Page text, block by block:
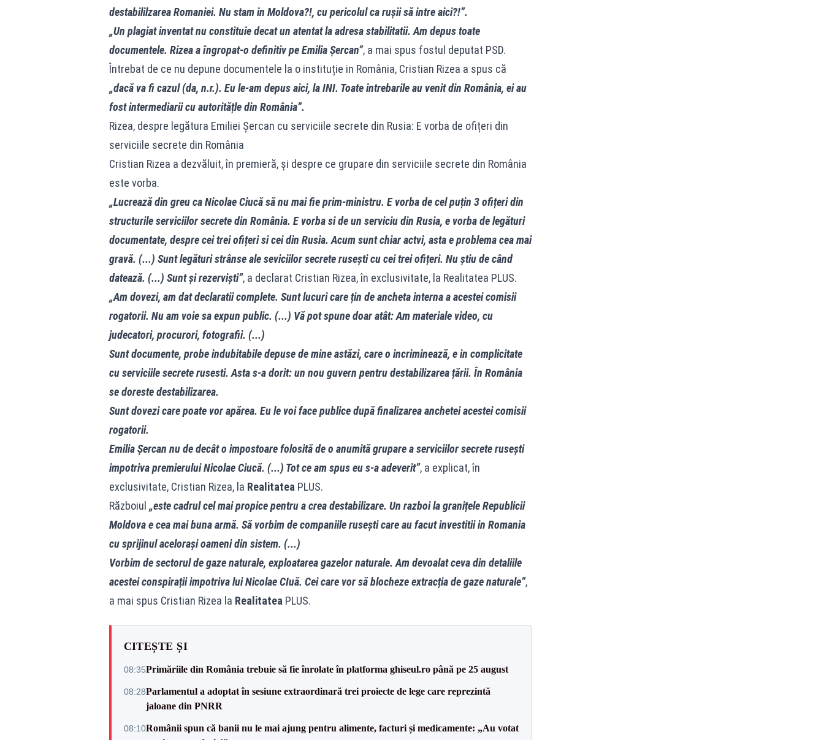
destabililzarea Romaniei. Nu stam in Moldova?!, cu pericolul ca rușii să intre aici?!”.
„Un plagiat inventat nu constituie decat un atentat la adresa stabilitatii. Am depus toate
documentele. Rizea a îngropat-o definitiv pe Emilia Șercan”, a mai spus fostul deputat PSD.
Întrebat de ce nu depune documentele la o instituție in România, Cristian Rizea a spus că
„dacă va fi cazul (da, n.r.). Eu le-am depus aici, la INI. Toate intrebarile au venit din România, ei au
fost intermediarii cu autoritățle din România”.
Rizea, despre legătura Emiliei Șercan cu serviciile secrete din Rusia: E vorba de ofițeri din
serviciile secrete din România
Cristian Rizea a dezvăluit, în premieră, și despre ce grupare din serviciile secrete din România
este vorba.
„Lucrează din greu ca Nicolae Ciucă să nu mai fie prim-ministru. E vorba de cel puțin 3 ofițeri din
structurile serviciilor secrete din România. E vorba si de un serviciu din Rusia, e vorba de legături
documentate, despre cei trei ofițeri si cei din Rusia. Acum sunt chiar actvi, asta e problema cea mai
gravă. (...) Sunt legături strânse ale seviciilor secrete rusești cu cei trei ofițeri. Nu știu de când
datează. (...) Sunt și rezerviști”, a declarat Cristian Rizea, în exclusivitate, la Realitatea PLUS.
„Am dovezi, am dat declaratii complete. Sunt lucuri care țin de ancheta interna a acestei comisii
rogatorii. Nu am voie sa expun public. (...) Vă pot spune doar atât: Am materiale video, cu
judecatori, procurori, fotografii. (...)
Sunt documente, probe indubitabile depuse de mine astăzi, care o incriminează, e in complicitate
cu serviciile secrete rusesti. Asta s-a dorit: un nou guvern pentru destabilizarea țării. În România
se doreste destabilizarea.
Sunt dovezi care poate vor apărea. Eu le voi face publice după finalizarea anchetei acestei comisii
rogatorii.
Emilia Șercan nu de decât o impostoare folosită de o anumită grupare a serviciilor secrete rusești
impotriva premierului Nicolae Ciucă. (...) Tot ce am spus eu s-a adeverit”, a explicat, în
exclusivitate, Cristian Rizea, la Realitatea PLUS.
Războiul „este cadrul cel mai propice pentru a crea destabilizare. Un razboi la granițele Republicii
Moldova e cea mai buna armă. Să vorbim de companiile rusești care au facut investitii in Romania
cu sprijinul acelorași oameni din sistem. (...)
Vorbim de sectorul de gaze naturale, exploatarea gazelor naturale. Am devoalat ceva din detaliile
acestei conspirații impotriva lui Nicolae CIuă. Cei care vor să blocheze extracția de gaze naturale”,
a mai spus Cristian Rizea la Realitatea PLUS.
CITEȘTE ȘI
08:35Primăriile din România trebuie să fie înrolate în platforma ghiseul.ro până pe 25 august
08:28Parlamentul a adoptat în sesiune extraordinară trei proiecte de lege care reprezintă
jaloane din PNRR
08:10Românii spun că banii nu le mai ajung pentru alimente, facturi și medicamente: „Au votat